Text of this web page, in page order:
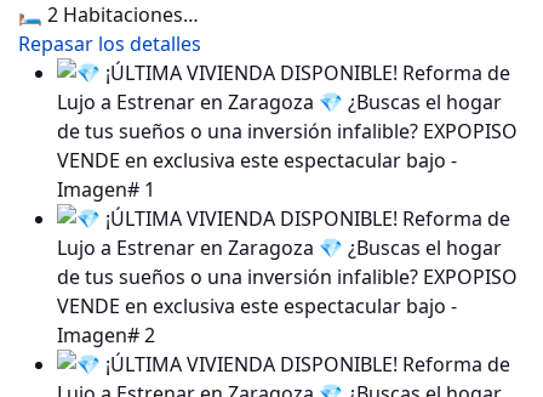
🛏️ 2 Habitaciones…
Repasar los detalles